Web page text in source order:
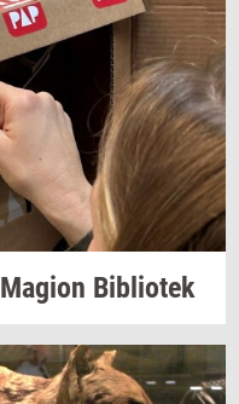
Magion Bi­bli­o­tek